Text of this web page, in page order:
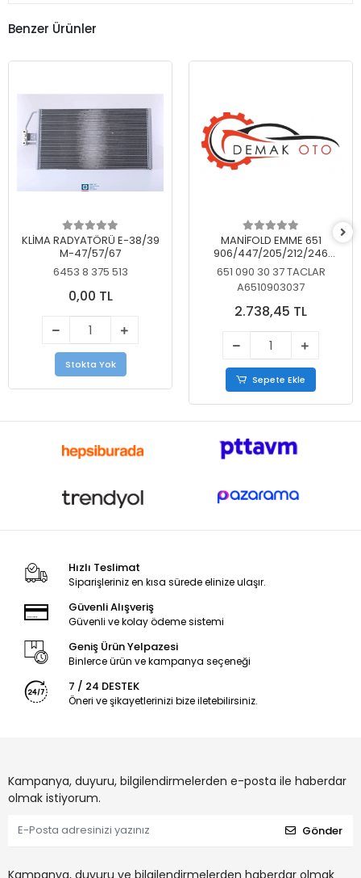
Benzer Ürünler
KLİMA RADYATÖRÜ E-38/39
M-47/57/67
6453 8 375 513
0,00 TL
Stokta Yok
MANİFOLD EMME 651
906/447/205/212/246
KELEBEKSİZ
651 090 30 37 TACLAR
A6510903037
2.738,45 TL
Sepete Ekle
Hızlı Teslimat
Siparişleriniz en kısa sürede elinize ulaşır.
Güvenli Alışveriş
Güvenli ve kolay ödeme sistemi
Geniş Ürün Yelpazesi
Binlerce ürün ve kampanya seçeneği
7 / 24 DESTEK
Öneri ve şikayetlerinizi bize iletebilirsiniz.
Kampanya, duyuru, bilgilendirmelerden e-posta ile haberdar
olmak istiyorum.
Gönder
Kampanya, duyuru ve bilgilendirmelerden haberdar olmak